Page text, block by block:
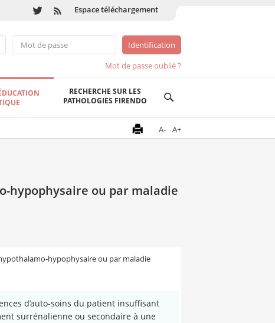
Espace téléchargement
Mot de passe oublié ?
RECHERCHE SUR LES
PATHOLOGIES FIRENDO
A- A+
hypophysaire ou par maladie
hypophysaire ou par maladie
d’auto-soins du patient insuffisant
surrénalienne ou secondaire à une